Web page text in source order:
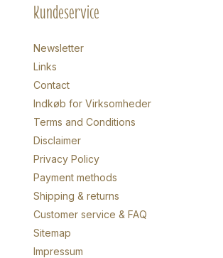
Kundeservice
Newsletter
Links
Contact
Indkøb for Virksomheder
Terms and Conditions
Disclaimer
Privacy Policy
Payment methods
Shipping & returns
Customer service & FAQ
Sitemap
Impressum